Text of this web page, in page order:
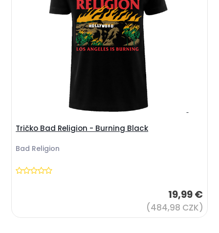
Tričko Bad Religion - Burning Black
Bad Religion
19,99 €
(484,98 CZK)